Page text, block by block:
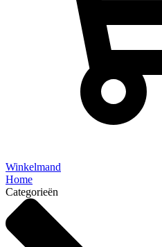
Winkelmand
Home
Categorieën